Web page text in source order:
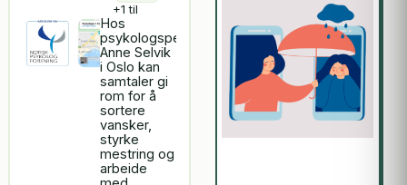
+1 til
Hos
psykologspesialist
Anne Selvik
i Oslo kan
samtaler gi
rom for å
sortere
vansker,
styrke
mestring og
arbeide